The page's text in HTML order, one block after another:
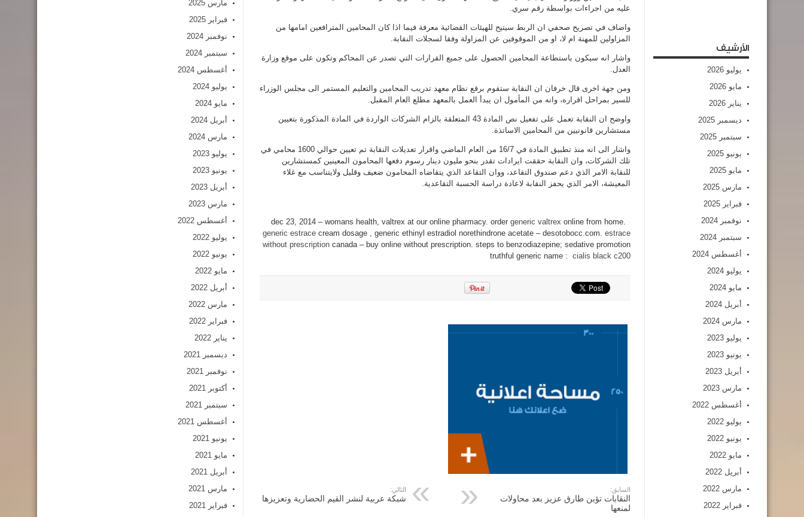
عليه من اجراءات بواسطة رقم سري.
واضاف في تصريح صحفي ان الربط سيتيح للهيئات القضائية معرفة فيما اذا كان المحامين المترافعين امامها من
المزاولين للمهنة ام لا، او من الموقوفين عن المزاولة وفقا لسجلات النقابة.
واشار انه سيكون باستطاعة المحامين الحصول على جميع القرارات التي تصدر عن المحاكم وتكون على موقع وزارة
العدل.
ومن جهة اخرى قال خرفان ان النقابة ستقوم برفع نظام معهد تدريب المحامين والتعليم المستمر الى مجلس الوزراء
للسير بمراحل اقراره، وانه من المأمول ان يبدأ العمل بالمعهد مطلع العام المقبل.
واوضح ان النقابة تعمل على تفعيل نص المادة 43 المتعلقة بالزام الشركات الواردة في المادة المذكورة بتعيين
مستشارين قانونيين من المحامين الاساتذة.
واشار الى انه منذ تطبيق المادة في 16/7 من العام الماضي واقرار تعديلات النقابة تم تعيين حوالي 1600 محامي في
تلك الشركات، وان النقابة حققت ايرادات تقدر بنحو مليون دينار رسوم دفعها المحامون المعينين كمستشارين
للنقابة الامر الذي دعم صندوق التقاعد، ووان التقاعد الذي يتقاضاه المحامون ضعيف وقليل ولايتناسب مع غلاء
المعيشة، الامر الذي يحفز النقابة لاعادة دراسة الحسبة التقاعدية.
generic valtrex online from home.
generic estrace cream dosage , generic ethinyl estradiol norethindrone acetate – desotobocc.com. estrace
without prescription canada – buy online without prescription. steps to benzodiazepine; sedative promotion
truthful generic name : cialis black c200
السابق:
النقابات تؤبن طارق عزيز بعد محاولات
لمنعها
التالي:
شبكة عربية لنشر القيم الحضارية وتعزيزها
الأرشيف
يوليو 2026
مايو 2026
يناير 2026
ديسمبر 2025
سبتمبر 2025
يونيو 2025
مايو 2025
مارس 2025
فبراير 2025
نوفمبر 2024
سبتمبر 2024
أغسطس 2024
يوليو 2024
مايو 2024
أبريل 2024
مارس 2024
يوليو 2023
يونيو 2023
أبريل 2023
مارس 2023
أغسطس 2022
يوليو 2022
يونيو 2022
مايو 2022
أبريل 2022
مارس 2022
فبراير 2022
مارس 2025
فبراير 2025
نوفمبر 2024
سبتمبر 2024
أغسطس 2024
يوليو 2024
مايو 2024
أبريل 2024
مارس 2024
يوليو 2023
يونيو 2023
أبريل 2023
مارس 2023
أغسطس 2022
يوليو 2022
يونيو 2022
مايو 2022
أبريل 2022
مارس 2022
فبراير 2022
يناير 2022
ديسمبر 2021
نوفمبر 2021
أكتوبر 2021
سبتمبر 2021
أغسطس 2021
يونيو 2021
مايو 2021
أبريل 2021
مارس 2021
فبراير 2021